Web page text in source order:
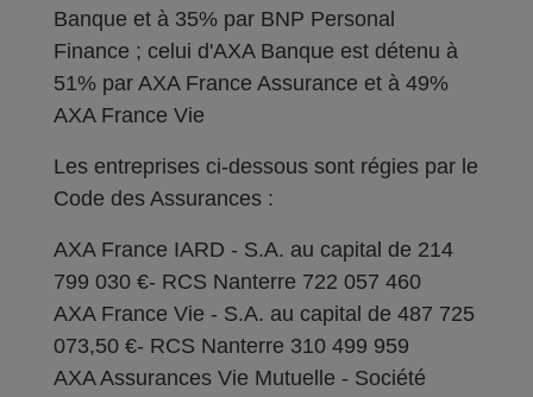
Banque et à 35% par BNP Personal
Finance ; celui d'AXA Banque est détenu à
51% par AXA France Assurance et à 49%
AXA France Vie
Les entreprises ci-dessous sont régies par le
Code des Assurances :
AXA France IARD - S.A. au capital de 214
799 030 €- RCS Nanterre 722 057 460
AXA France Vie - S.A. au capital de 487 725
073,50 €- RCS Nanterre 310 499 959
AXA Assurances Vie Mutuelle - Société